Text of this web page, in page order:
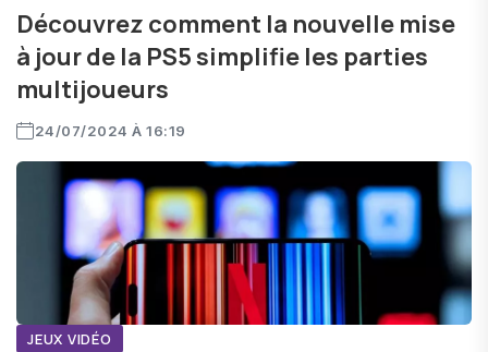
Découvrez comment la nouvelle mise
à jour de la PS5 simplifie les parties
multijoueurs
24/07/2024 À 16:19
JEUX VIDÉO